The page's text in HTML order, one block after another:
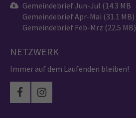
Gemeindebrief Jun-Jul (14.3 MB
Gemeindebrief Apr-Mai (31.1 MB)
Gemeindebrief Feb-Mrz (22.5 MB)
NETZWERK
Immer auf dem Laufenden bleiben!